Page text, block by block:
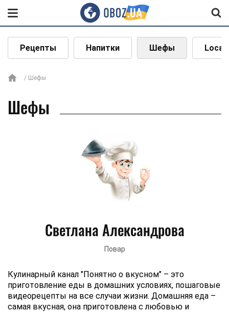
Рецепты Напитки Шефы Local
Шефы
Шефы
Светлана Александрова
Повар
Кулинарный канал "Понятно о вкусном" – это
приготовление еды в домашних условиях, пошаговые
видеорецепты на все случаи жизни. Домашняя еда –
самая вкусная, она приготовлена с любовью и